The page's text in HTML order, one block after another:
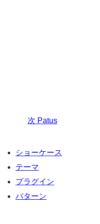
次 Patus
ショーケース
テーマ
プラグイン
パターン